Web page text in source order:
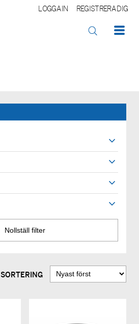
LOGGA IN REGISTRERA DIG
SORTERING